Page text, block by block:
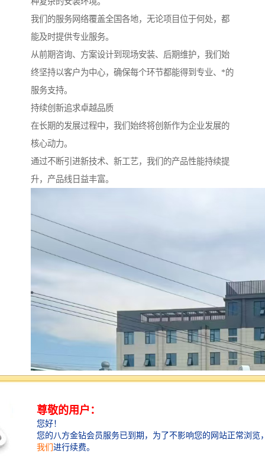
我们的服务网络覆盖全国各地，无论项目位于何处，都
能及时提供专业服务。
从前期咨询、方案设计到现场安装、后期维护，我们始
终坚持以客户为中心，确保每个环节都能得到专业、*的
服务支持。
持续创新追求卓越品质
在长期的发展过程中，我们始终将创新作为企业发展的
核心动力。
通过不断引进新技术、新工艺，我们的产品性能持续提
升，产品线日益丰富。